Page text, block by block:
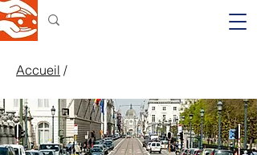
Accueil /